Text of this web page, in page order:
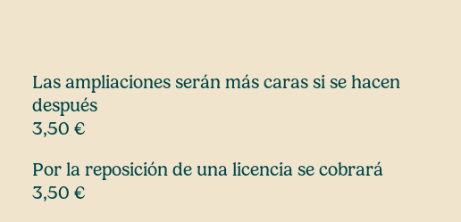
Las ampliaciones serán más caras si se hacen
después
3,50 €
Por la reposición de una licencia se cobrará
3,50 €